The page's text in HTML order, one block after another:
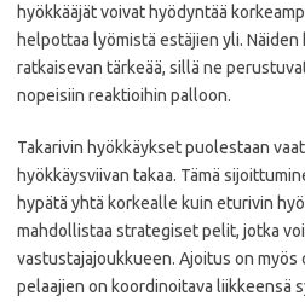
hyökkääjät voivat hyödyntää
helpottaa lyömistä estäjien yli.
ratkaisevan tärkeää, sillä ne
nopeisiin reaktioihin palloon.
Takarivin hyökkäykset puolestaan
hyökkäysviivan takaa. Tämä
hypätä yhtä korkealle kuin eturivin
mahdollistaa strategiset pelit, jotka
vastustajajoukkueen. Ajoitus on myös
pelaajien on koordinoitava liikkeensä